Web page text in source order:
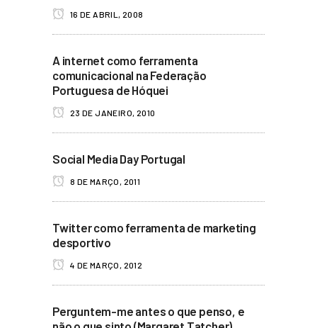
16 DE ABRIL, 2008
A internet como ferramenta
comunicacional na Federação
Portuguesa de Hóquei
23 DE JANEIRO, 2010
Social Media Day Portugal
8 DE MARÇO, 2011
Twitter como ferramenta de marketing
desportivo
4 DE MARÇO, 2012
Perguntem-me antes o que penso, e